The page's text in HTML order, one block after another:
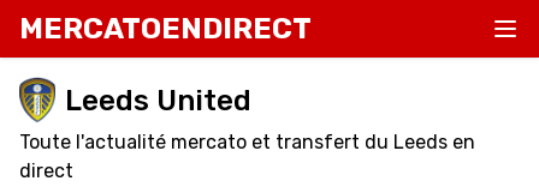
MERCATOENDIRECT
Leeds United
Toute l'actualité mercato et transfert du Leeds en
direct